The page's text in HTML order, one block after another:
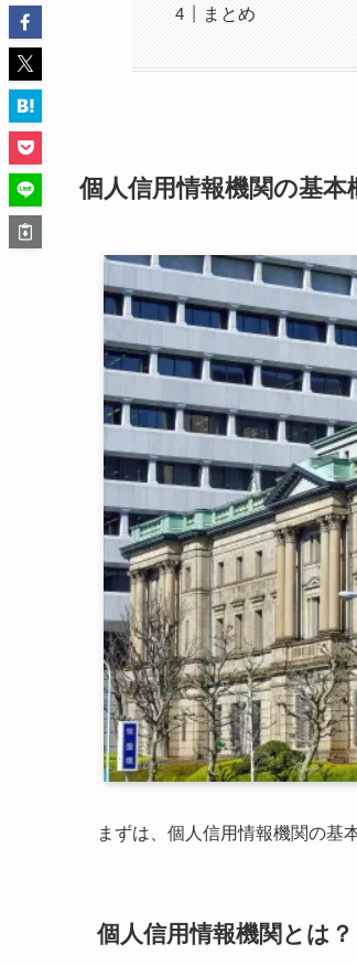
まとめ
個人信用情報機関の基本
まずは、個人信用情報機関の基
個人信用情報機関とは？